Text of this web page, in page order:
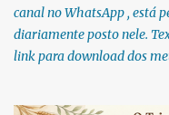
canal no WhatsApp , está
diariamente posto nele.
link para download dos